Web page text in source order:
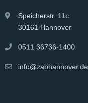
Speicherstr. 11c
30161 Hannover
0511 36736-1400
info@zabhannover.de